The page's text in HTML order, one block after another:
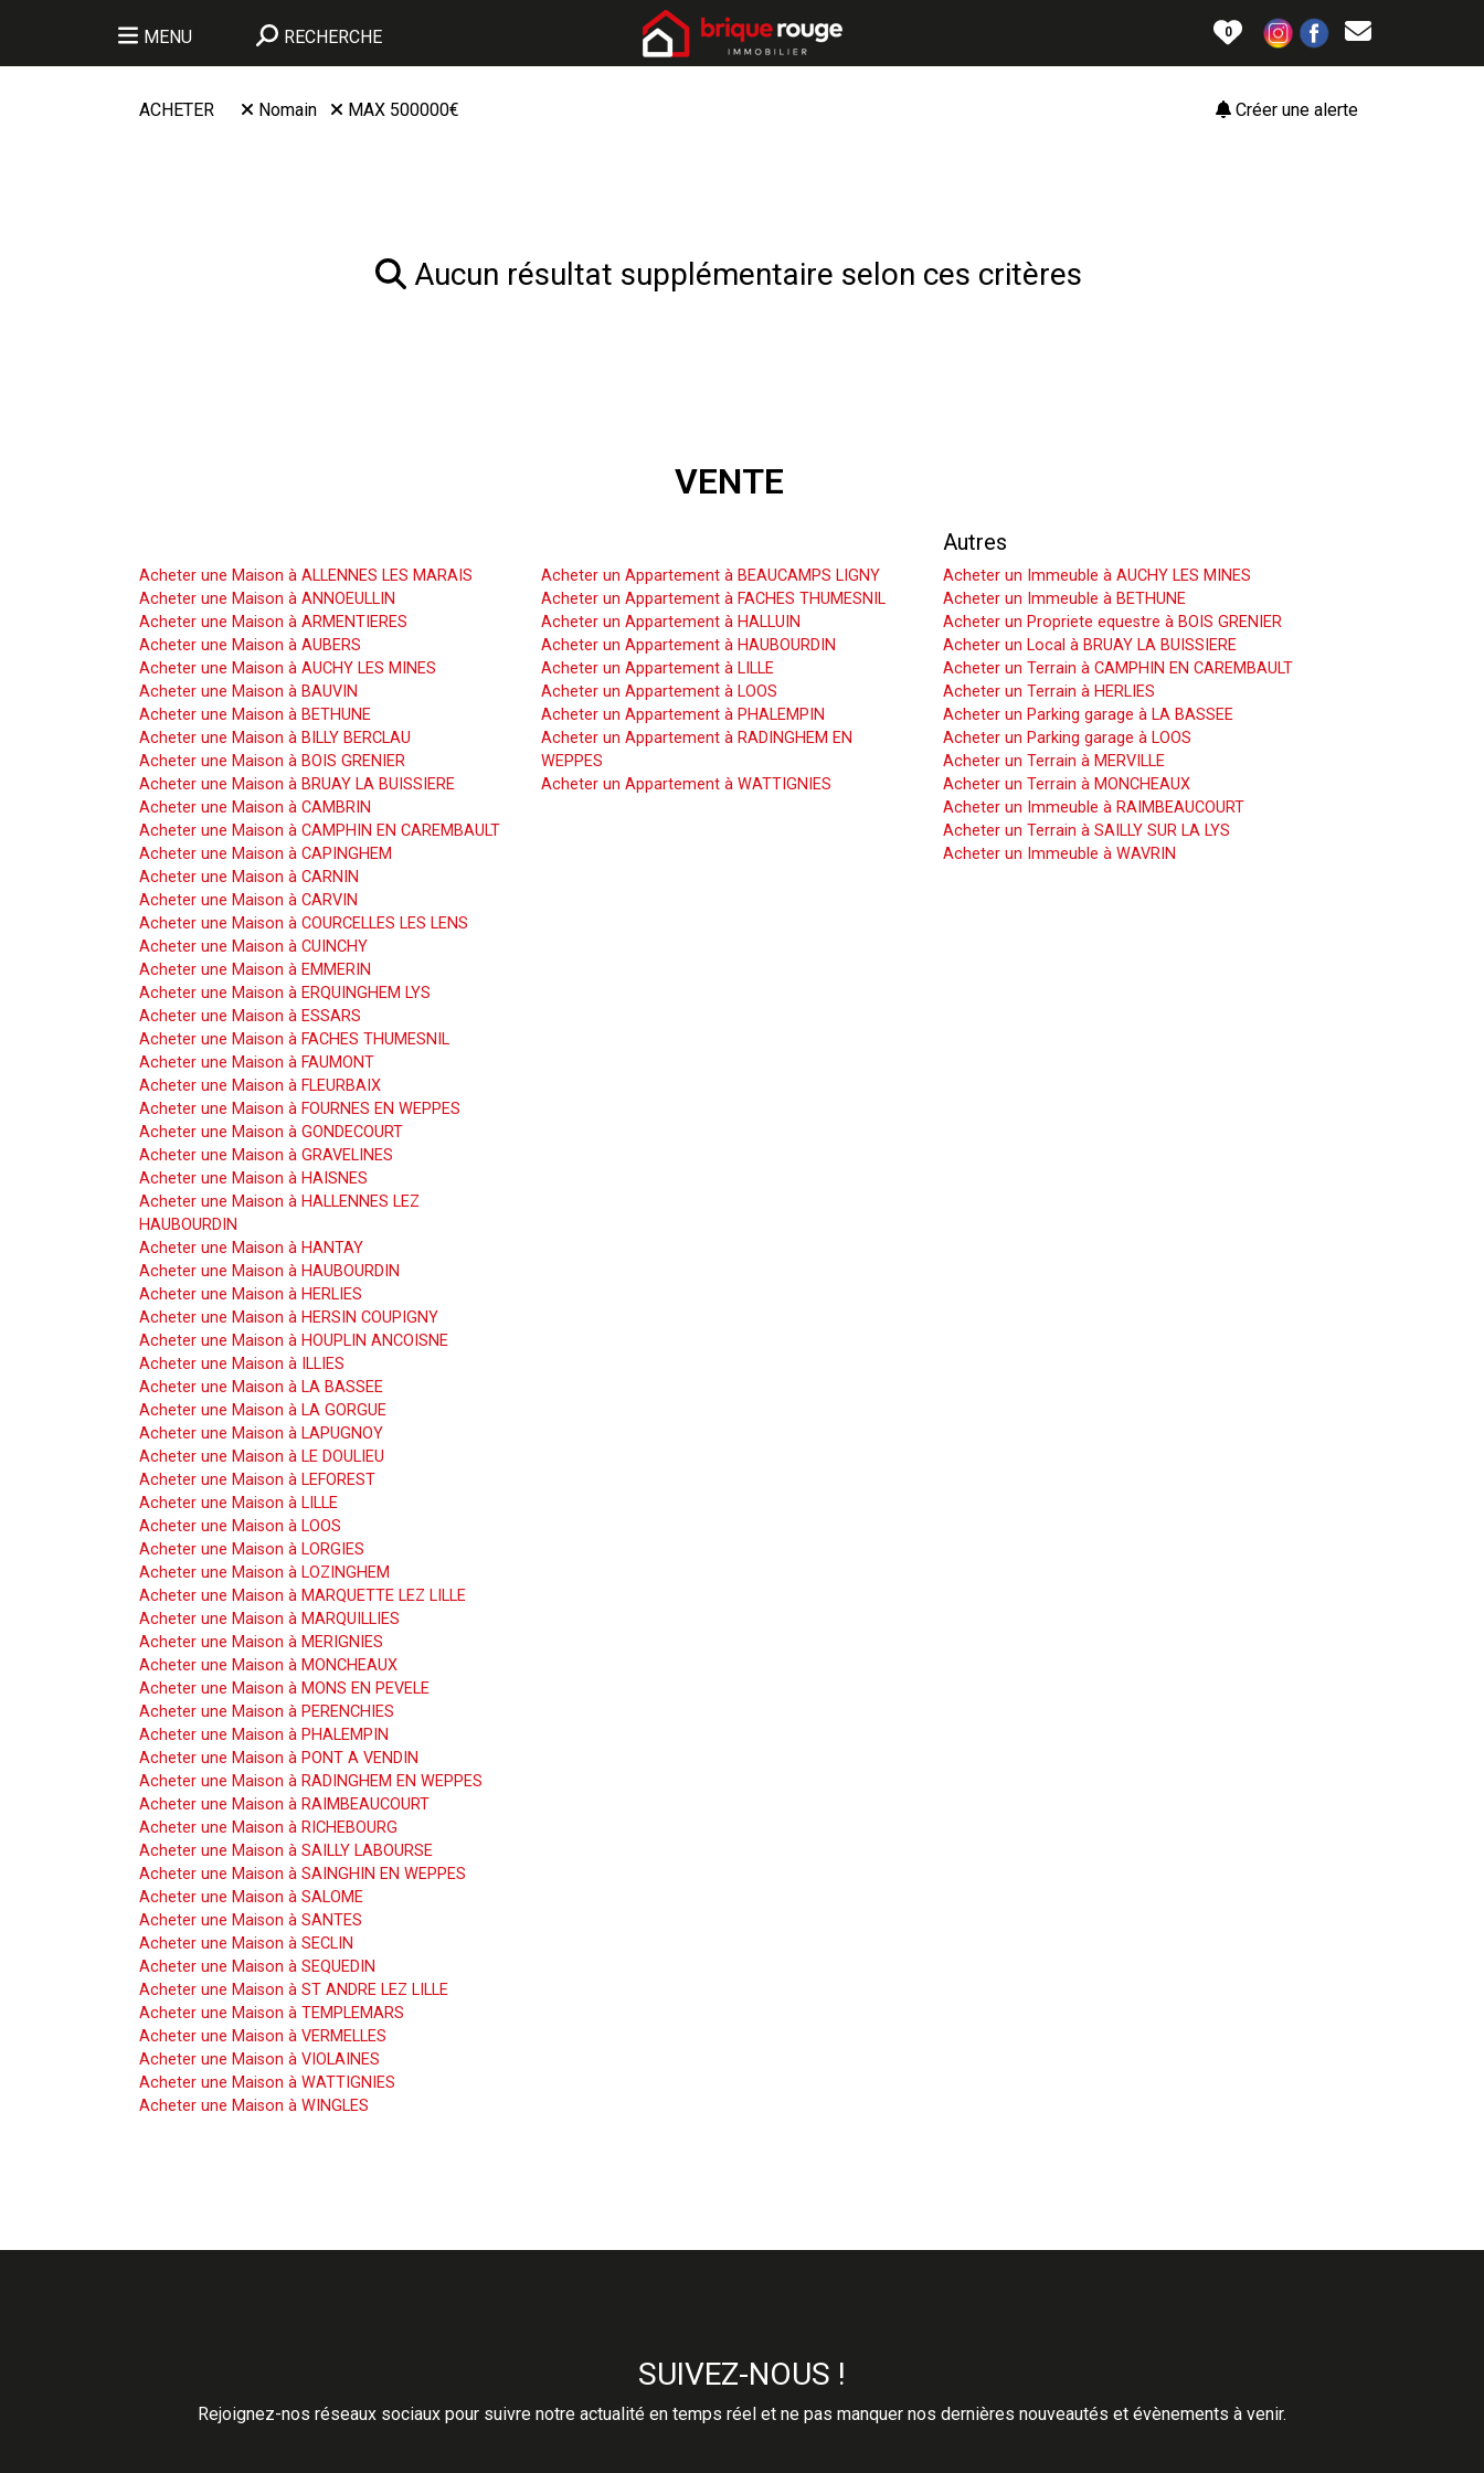
MENU RECHERCHE 0
Créer une alerte
ACHETER Nomain MAX 500000€
Aucun résultat supplémentaire selon ces critères
VENTE
Acheter une Maison à ALLENNES LES MARAIS
Acheter une Maison à ANNOEULLIN
Acheter une Maison à ARMENTIERES
Acheter une Maison à AUBERS
Acheter une Maison à AUCHY LES MINES
Acheter une Maison à BAUVIN
Acheter une Maison à BETHUNE
Acheter une Maison à BILLY BERCLAU
Acheter une Maison à BOIS GRENIER
Acheter une Maison à BRUAY LA BUISSIERE
Acheter une Maison à CAMBRIN
Acheter une Maison à CAMPHIN EN CAREMBAULT
Acheter une Maison à CAPINGHEM
Acheter une Maison à CARNIN
Acheter une Maison à CARVIN
Acheter une Maison à COURCELLES LES LENS
Acheter une Maison à CUINCHY
Acheter une Maison à EMMERIN
Acheter une Maison à ERQUINGHEM LYS
Acheter une Maison à ESSARS
Acheter une Maison à FACHES THUMESNIL
Acheter une Maison à FAUMONT
Acheter une Maison à FLEURBAIX
Acheter une Maison à FOURNES EN WEPPES
Acheter une Maison à GONDECOURT
Acheter une Maison à GRAVELINES
Acheter une Maison à HAISNES
Acheter une Maison à HALLENNES LEZ
HAUBOURDIN
Acheter une Maison à HANTAY
Acheter une Maison à HAUBOURDIN
Acheter une Maison à HERLIES
Acheter une Maison à HERSIN COUPIGNY
Acheter une Maison à HOUPLIN ANCOISNE
Acheter une Maison à ILLIES
Acheter une Maison à LA BASSEE
Acheter une Maison à LA GORGUE
Acheter une Maison à LAPUGNOY
Acheter une Maison à LE DOULIEU
Acheter une Maison à LEFOREST
Acheter une Maison à LILLE
Acheter une Maison à LOOS
Acheter une Maison à LORGIES
Acheter une Maison à LOZINGHEM
Acheter une Maison à MARQUETTE LEZ LILLE
Acheter une Maison à MARQUILLIES
Acheter une Maison à MERIGNIES
Acheter une Maison à MONCHEAUX
Acheter une Maison à MONS EN PEVELE
Acheter une Maison à PERENCHIES
Acheter une Maison à PHALEMPIN
Acheter une Maison à PONT A VENDIN
Acheter une Maison à RADINGHEM EN WEPPES
Acheter une Maison à RAIMBEAUCOURT
Acheter une Maison à RICHEBOURG
Acheter une Maison à SAILLY LABOURSE
Acheter une Maison à SAINGHIN EN WEPPES
Acheter une Maison à SALOME
Acheter une Maison à SANTES
Acheter une Maison à SECLIN
Acheter une Maison à SEQUEDIN
Acheter une Maison à ST ANDRE LEZ LILLE
Acheter une Maison à TEMPLEMARS
Acheter une Maison à VERMELLES
Acheter une Maison à VIOLAINES
Acheter une Maison à WATTIGNIES
Acheter une Maison à WINGLES
Acheter un Appartement à BEAUCAMPS LIGNY
Acheter un Appartement à FACHES THUMESNIL
Acheter un Appartement à HALLUIN
Acheter un Appartement à HAUBOURDIN
Acheter un Appartement à LILLE
Acheter un Appartement à LOOS
Acheter un Appartement à PHALEMPIN
Acheter un Appartement à RADINGHEM EN
WEPPES
Acheter un Appartement à WATTIGNIES
Autres
Acheter un Immeuble à AUCHY LES MINES
Acheter un Immeuble à BETHUNE
Acheter un Propriete equestre à BOIS GRENIER
Acheter un Local à BRUAY LA BUISSIERE
Acheter un Terrain à CAMPHIN EN CAREMBAULT
Acheter un Terrain à HERLIES
Acheter un Parking garage à LA BASSEE
Acheter un Parking garage à LOOS
Acheter un Terrain à MERVILLE
Acheter un Terrain à MONCHEAUX
Acheter un Immeuble à RAIMBEAUCOURT
Acheter un Terrain à SAILLY SUR LA LYS
Acheter un Immeuble à WAVRIN
SUIVEZ-NOUS !
Rejoignez-nos réseaux sociaux pour suivre notre actualité en temps réel et ne pas manquer nos dernières nouveautés et évènements à venir.